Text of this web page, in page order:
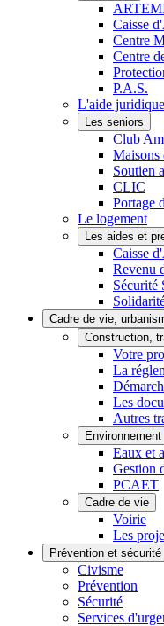
Caisse
Centre
Centre
P.A.S.
L'aide
Les seniors
Club
Maisons
Soutien
CLIC
Portage
Le logement
Les aides et
Caisse
Revenu
Sécurité
Cadre de vie,
Construction,
Votre
La
Les
Autres
Environnement
Eaux et
Gestion
PCAET
Cadre de vie
Voirie
Les
Prévention et sécurité
Civisme
Prévention
Sécurité
Services